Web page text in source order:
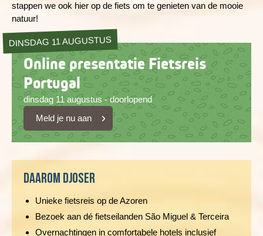
stappen we ook hier op de fiets om te genieten van de mooie
natuur!
DINSDAG 11 AUGUSTUS
Online presentatie Fietsreis
Portugal
dinsdag 11 augustus - doorlopend
Meld je nu aan
Daarom Djoser
Unieke fietsreis op de Azoren
Bezoek aan dé fietseilanden São Miguel & Terceira
Overnachtingen in comfortabele hotels inclusief